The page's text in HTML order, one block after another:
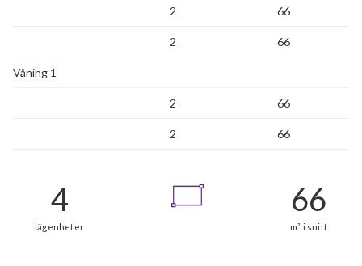
2 66
2 66
Våning 1
2 66
2 66